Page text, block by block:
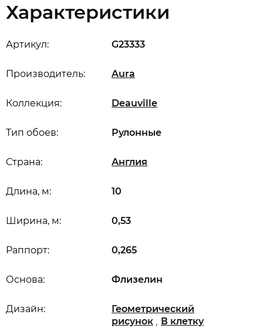
Характеристики
Артикул: G23333
Производитель: Aura
Коллекция: Deauville
Длина, м: 10
Ширина, м: 0,53
Раппорт: 0,265
Дизайн:
Геометрический
рисунок , В клетку
Основа: Флизелин
Страна: Англия
Тип обоев: Рулонные